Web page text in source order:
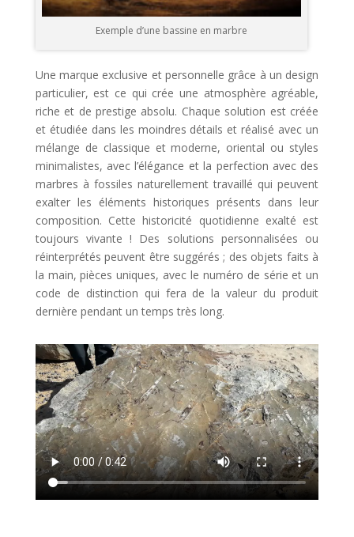
Exemple d’une bassine en marbre
Une marque exclusive et personnelle grâce à un design
particulier, est ce qui crée une atmosphère agréable,
riche et de prestige absolu. Chaque solution est créée
et étudiée dans les moindres détails et réalisé avec un
mélange de classique et moderne, oriental ou styles
minimalistes, avec l’élégance et la perfection avec des
marbres à fossiles naturellement travaillé qui peuvent
exalter les éléments historiques présents dans leur
composition. Cette historicité quotidienne exalté est
toujours vivante ! Des solutions personnalisées ou
réinterprétés peuvent être suggérés ; des objets faits à
la main, pièces uniques, avec le numéro de série et un
code de distinction qui fera de la valeur du produit
dernière pendant un temps très long.